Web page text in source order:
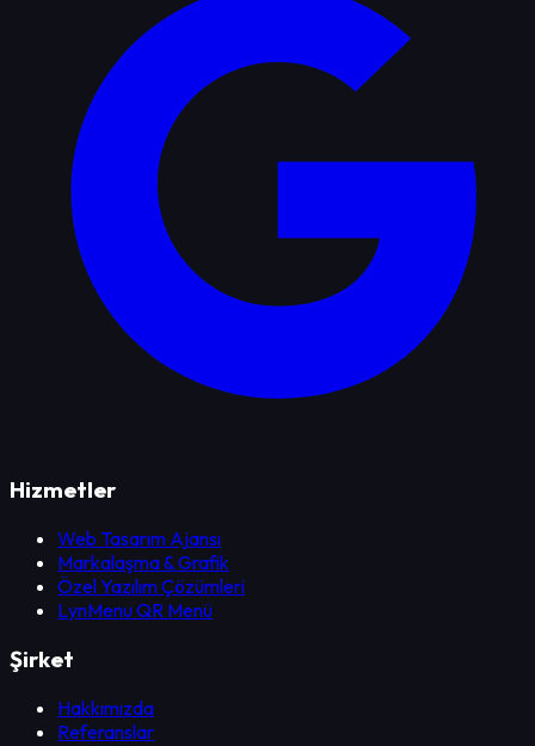
Hizmetler
Web Tasarım Ajansı
Markalaşma & Grafik
Özel Yazılım Çözümleri
LynMenu QR Menü
Şirket
Hakkımızda
Referanslar